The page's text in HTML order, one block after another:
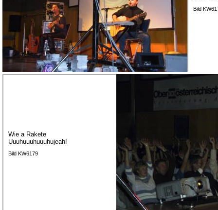
Bild
Wie a Rakete
Uuuhuuuhuuuhujeah!
Bild KW6179